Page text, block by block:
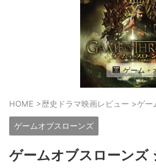
ゲーム・
HOME >歴史ドラマ映画レビュー >ゲー
ゲームオブスローンズ
ゲームオブスローンズ